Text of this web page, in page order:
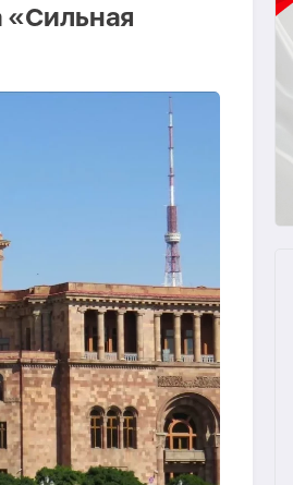
«Сильная